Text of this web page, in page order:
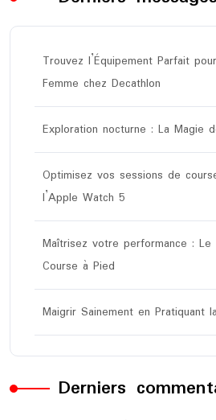
Trouvez l’Équipement Parfait
Femme chez Decathlon
Exploration nocturne : La Magie
Optimisez vos sessions de
l’Apple Watch 5
Maîtrisez votre performance : Le
Course à Pied
Maigrir Sainement en Pratiquant
Derniers